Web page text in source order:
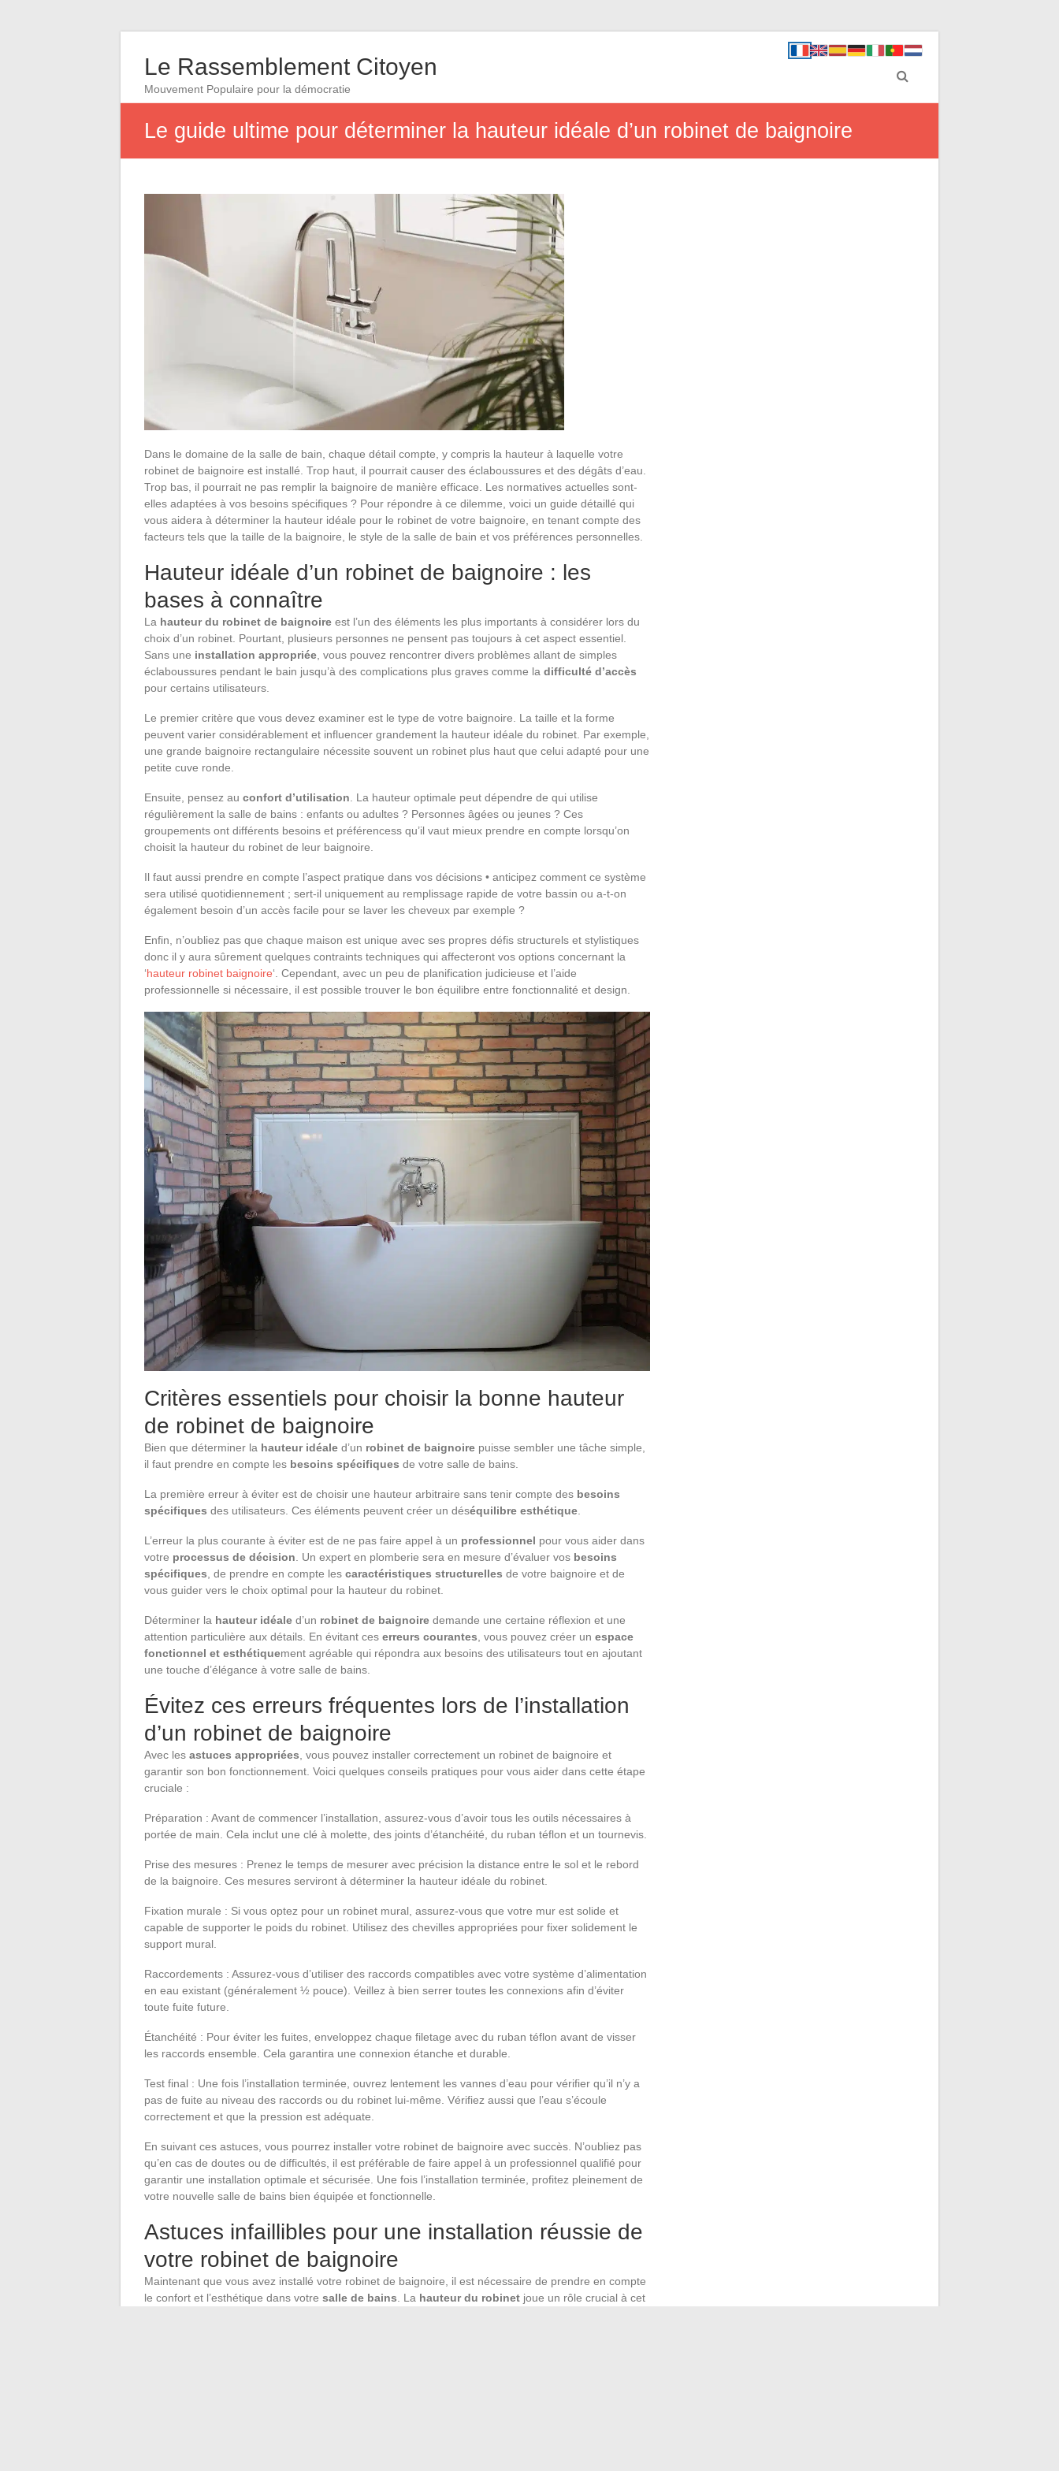
Le Rassemblement Citoyen
Mouvement Populaire pour la démocratie
Le guide ultime pour déterminer la hauteur idéale d’un robinet de baignoire
Dans le domaine de la salle de bain, chaque détail compte, y compris la hauteur à laquelle votre
robinet de baignoire est installé. Trop haut, il pourrait causer des éclaboussures et des dégâts d’eau.
Trop bas, il pourrait ne pas remplir la baignoire de manière efficace. Les normatives actuelles sont-
elles adaptées à vos besoins spécifiques ? Pour répondre à ce dilemme, voici un guide détaillé qui
vous aidera à déterminer la hauteur idéale pour le robinet de votre baignoire, en tenant compte des
facteurs tels que la taille de la baignoire, le style de la salle de bain et vos préférences personnelles.
Hauteur idéale d’un robinet de baignoire : les
bases à connaître
La hauteur du robinet de baignoire est l’un des éléments les plus importants à considérer lors du
choix d’un robinet. Pourtant, plusieurs personnes ne pensent pas toujours à cet aspect essentiel.
Sans une installation appropriée , vous pouvez rencontrer divers problèmes allant de simples
éclaboussures pendant le bain jusqu’à des complications plus graves comme la difficulté d’accès
pour certains utilisateurs.
Le premier critère que vous devez examiner est le type de votre baignoire. La taille et la forme
peuvent varier considérablement et influencer grandement la hauteur idéale du robinet. Par exemple,
une grande baignoire rectangulaire nécessite souvent un robinet plus haut que celui adapté pour une
petite cuve ronde.
Ensuite, pensez au confort d’utilisation . La hauteur optimale peut dépendre de qui utilise
régulièrement la salle de bains : enfants ou adultes ? Personnes âgées ou jeunes ? Ces
groupements ont différents besoins et préférencess qu’il vaut mieux prendre en compte lorsqu’on
choisit la hauteur du robinet de leur baignoire.
Il faut aussi prendre en compte l’aspect pratique dans vos décisions • anticipez comment ce système
sera utilisé quotidiennement ; sert-il uniquement au remplissage rapide de votre bassin ou a-t-on
également besoin d’un accès facile pour se laver les cheveux par exemple ?
Enfin, n’oubliez pas que chaque maison est unique avec ses propres défis structurels et stylistiques
donc il y aura sûrement quelques contraints techniques qui affecteront vos options concernant la
‘hauteur robinet baignoire‘. Cependant, avec un peu de planification judicieuse et l’aide
professionnelle si nécessaire, il est possible trouver le bon équilibre entre fonctionnalité et design.
Critères essentiels pour choisir la bonne hauteur
de robinet de baignoire
Bien que déterminer la hauteur idéale d’un robinet de baignoire puisse sembler une tâche simple,
il faut prendre en compte les besoins spécifiques de votre salle de bains.
La première erreur à éviter est de choisir une hauteur arbitraire sans tenir compte des besoins
spécifiques des utilisateurs. Ces éléments peuvent créer un déséquilibre esthétique
L’erreur la plus courante à éviter est de ne pas faire appel à un professionnel pour vous aider dans
votre processus de décision . Un expert en plomberie sera en mesure d’évaluer vos besoins
spécifiques , de prendre en compte les caractéristiques structurelles de votre baignoire et de
vous guider vers le choix optimal pour la hauteur du robinet.
Déterminer la hauteur idéale d’un robinet de baignoire demande une certaine réflexion et une
attention particulière aux détails. En évitant ces erreurs courantes , vous pouvez créer un espace
fonctionnel et esthétiquement agréable qui répondra aux besoins des utilisateurs tout en ajoutant
une touche d’élégance à votre salle de bains.
Évitez ces erreurs fréquentes lors de l’installation
d’un robinet de baignoire
Avec les astuces appropriées , vous pouvez installer correctement un robinet de baignoire et
garantir son bon fonctionnement. Voici quelques conseils pratiques pour vous aider dans cette étape
cruciale :
Préparation : Avant de commencer l’installation, assurez-vous d’avoir tous les outils nécessaires à
portée de main. Cela inclut une clé à molette, des joints d’étanchéité, du ruban téflon et un tournevis.
Prise des mesures : Prenez le temps de mesurer avec précision la distance entre le sol et le rebord
de la baignoire. Ces mesures serviront à déterminer la hauteur idéale du robinet.
Fixation murale : Si vous optez pour un robinet mural, assurez-vous que votre mur est solide et
capable de supporter le poids du robinet. Utilisez des chevilles appropriées pour fixer solidement le
support mural.
Raccordements : Assurez-vous d’utiliser des raccords compatibles avec votre système d’alimentation
en eau existant (généralement ½ pouce). Veillez à bien serrer toutes les connexions afin d’éviter
toute fuite future.
Étanchéité : Pour éviter les fuites, enveloppez chaque filetage avec du ruban téflon avant de visser
les raccords ensemble. Cela garantira une connexion étanche et durable.
Test final : Une fois l’installation terminée, ouvrez lentement les vannes d’eau pour vérifier qu’il n’y a
pas de fuite au niveau des raccords ou du robinet lui-même. Vérifiez aussi que l’eau s’écoule
correctement et que la pression est adéquate.
En suivant ces astuces, vous pourrez installer votre robinet de baignoire avec succès. N’oubliez pas
qu’en cas de doutes ou de difficultés, il est préférable de faire appel à un professionnel qualifié pour
garantir une installation optimale et sécurisée. Une fois l’installation terminée, profitez pleinement de
votre nouvelle salle de bains bien équipée et fonctionnelle.
Astuces infaillibles pour une installation réussie de
votre robinet de baignoire
Maintenant que vous avez installé votre robinet de baignoire, il est nécessaire de prendre en compte
le confort et l’esthétique dans votre salle de bains . La hauteur du robinet joue un rôle crucial à cet